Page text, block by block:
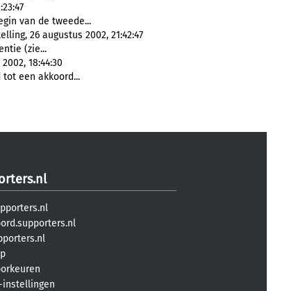
van de tweede...
26 augustus 2002, 21:42:47
(zie...
18:44:30
een akkoord...
instellingen